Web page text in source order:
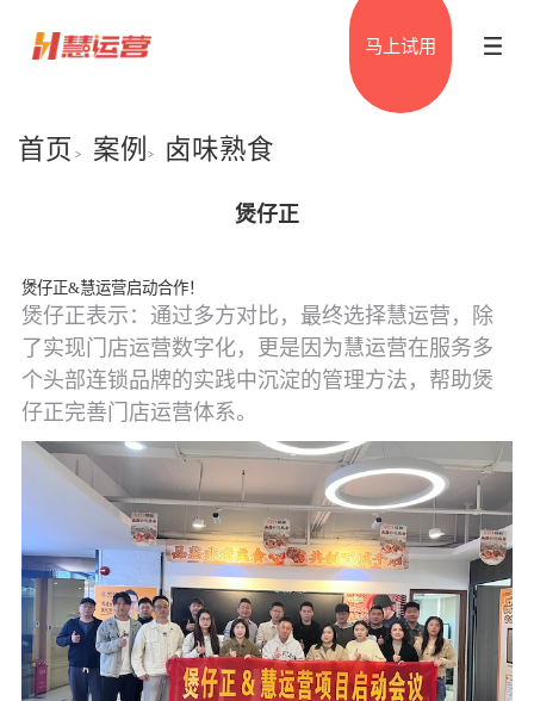
马上试用
首页 > 案例 > 卤味熟食
煲仔正
煲仔正&慧运营启动合作！
煲仔正表示：通过多方对比，最终选择慧运营，除
了实现门店运营数字化，更是因为慧运营在服务多
个头部连锁品牌的实践中沉淀的管理方法，帮助煲
仔正完善门店运营体系。